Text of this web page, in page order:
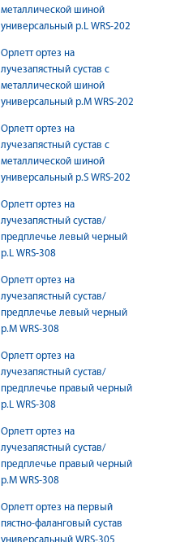
металлической шиной
универсальный р.L WRS-202
Орлетт ортез на
лучезапястный сустав с
металлической шиной
универсальный р.M WRS-202
Орлетт ортез на
лучезапястный сустав с
металлической шиной
универсальный р.S WRS-202
Орлетт ортез на
лучезапястный сустав/
предплечье левый черный
р.L WRS-308
Орлетт ортез на
лучезапястный сустав/
предплечье левый черный
р.М WRS-308
Орлетт ортез на
лучезапястный сустав/
предплечье правый черный
р.L WRS-308
Орлетт ортез на
лучезапястный сустав/
предплечье правый черный
р.М WRS-308
Орлетт ортез на первый
пястно-фаланговый сустав